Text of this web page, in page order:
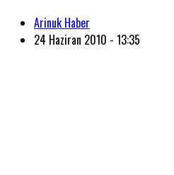
Arinuk Haber
24 Haziran 2010 - 13:35